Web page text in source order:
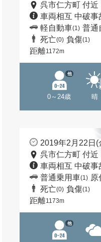
呉市仁方町 付近
車両相互 中破事
軽自動車(1) 普通
死亡(0) 負傷(1)
距離1172m
0～24歳
他
晴
2019年2月22日(
呉市仁方町 付近
車両相互 中破事
普通乗用車(1) 原
死亡(0) 負傷(1)
距離1173m
他